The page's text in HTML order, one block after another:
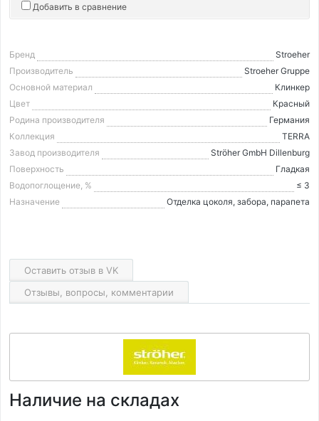
Добавить в сравнение
Бренд
Stroeher
Производитель
Stroeher Gruppe
Основной материал
Клинкер
Цвет
Красный
Родина производителя
Германия
Коллекция
TERRA
Завод производителя
Ströher GmbH Dillenburg
Поверхность
Гладкая
Водопоглощение, %
≤ 3
Назначение
Отделка цоколя, забора, парапета
Оставить отзыв в VK
Отзывы, вопросы, комментарии
Наличие на складах